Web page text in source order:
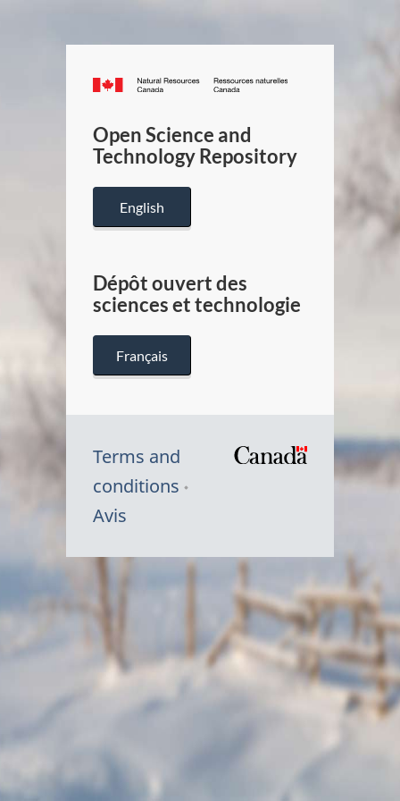
Canada.ca
/
Canada
Open Science and
Technology Repository
English
Dépôt ouvert des
sciences et technologie
Français
Terms and
conditions
Avis
Symbole
Canada